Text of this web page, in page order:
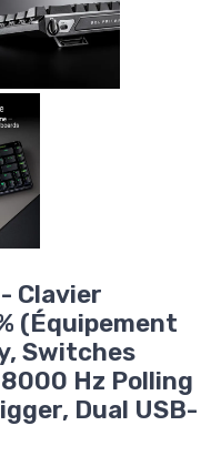
Clavier
(Équipement
Switches
Hz Polling
Dual USB-